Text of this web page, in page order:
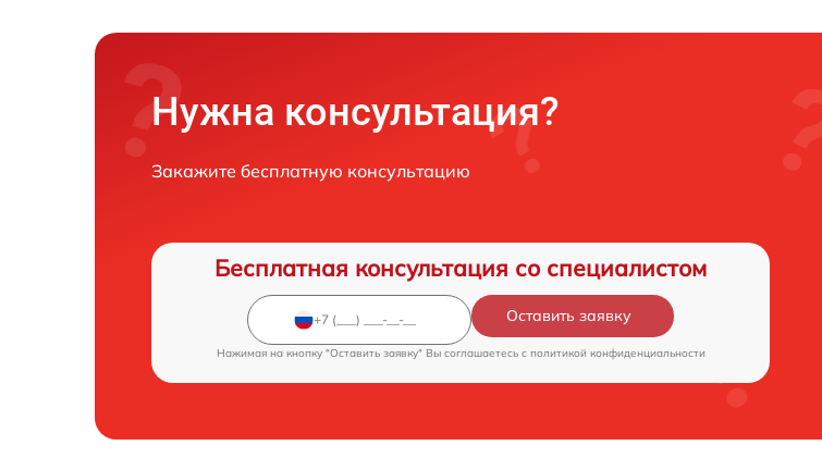
Нужна консультация?
Закажите бесплатную консультацию
Бесплатная консультация со специалистом
Оставить заявку
Нажимая на кнопку "Оставить заявку" Вы соглашаетесь c политикой конфиденциальности